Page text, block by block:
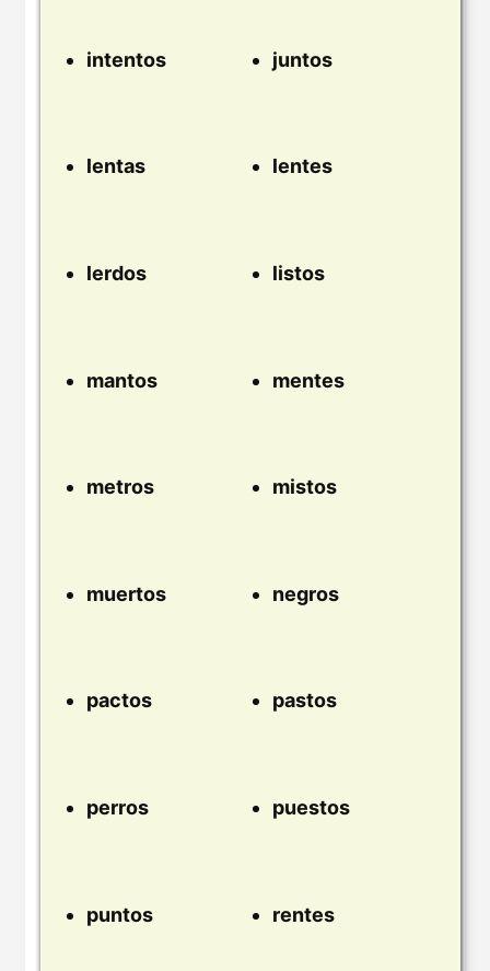
intentos juntos
lentas lentes
lerdos listos
mantos mentes
metros mistos
muertos negros
pactos pastos
perros puestos
puntos rentes